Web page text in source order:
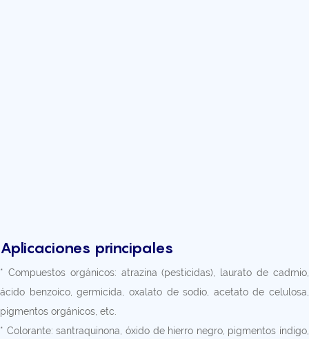
Aplicaciones principales
* Compuestos orgánicos: atrazina (pesticidas), laurato de cadmio,
ácido benzoico, germicida, oxalato de sodio, acetato de celulosa,
pigmentos orgánicos, etc.
* Colorante: santraquinona, óxido de hierro negro, pigmentos índigo,